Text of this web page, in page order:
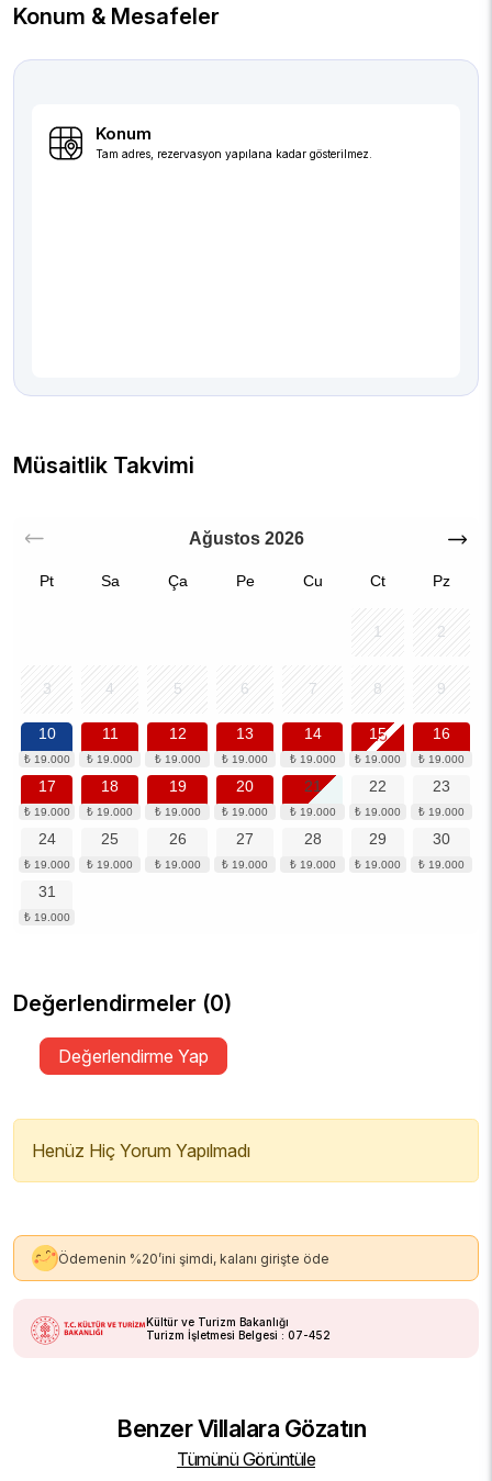
Konum & Mesafeler
Konum
Tam adres, rezervasyon yapılana kadar gösterilmez.
Müsaitlik Takvimi
Ağustos 2026
Pt Sa Ça Pe Cu Ct Pz
1 2
3 4 5 6 7 8 9
10 11 12 13 14 15 16
17 18 19 20 21 22 23
24 25 26 27 28 29 30
31
Değerlendirmeler (0)
Değerlendirme Yap
Henüz Hiç Yorum Yapılmadı
Ödemenin %20’ini şimdi, kalanı girişte öde
Kültür ve Turizm Bakanlığı
Turizm İşletmesi Belgesi : 07-452
Benzer Villalara Gözatın
Tümünü Görüntüle